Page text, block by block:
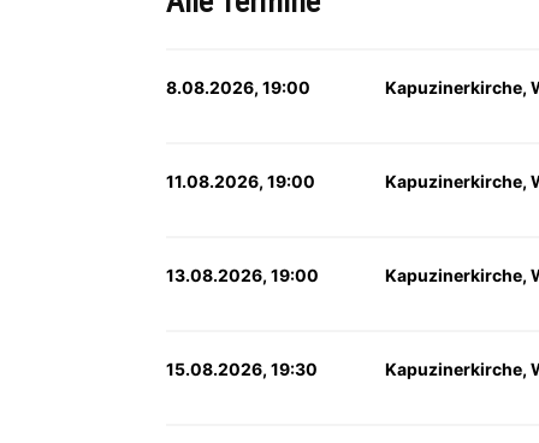
8.08.2026, 19:00 Kapuzinerkirche,
11.08.2026, 19:00 Kapuzinerkirche,
13.08.2026, 19:00 Kapuzinerkirche,
15.08.2026, 19:30 Kapuzinerkirche,